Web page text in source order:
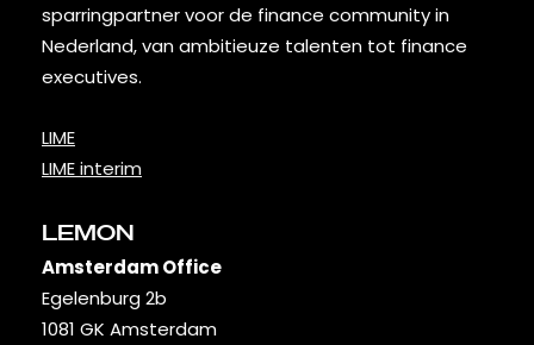
sparringpartner voor de finance community in
Nederland, van ambitieuze talenten tot finance
executives.
LIME
LIME interim
LEMON
Amsterdam Office
Egelenburg 2b
1081 GK Amsterdam